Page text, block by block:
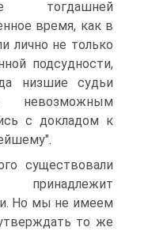
тогдашней
время, как в
лично не только
подсудности,
низшие судьи
невозможным
с докладом к
существовали
Но мы не имеем
то же